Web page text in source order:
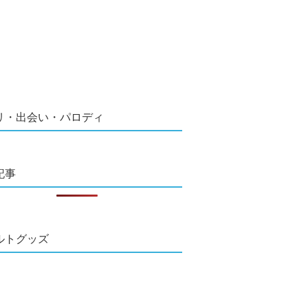
・出会い・パロディ
事
トグッズ